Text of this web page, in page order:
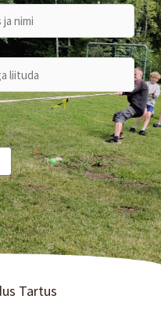
Tartus